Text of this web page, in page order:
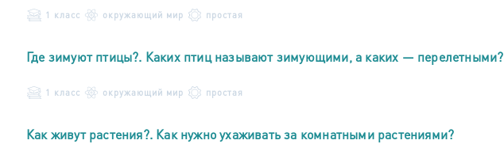
1 класс окружающий мир простая
Где зимуют птицы?. Каких птиц называют зимующими, а каких — перелетными?
1 класс окружающий мир простая
Как живут растения?. Как нужно ухаживать за комнатными растениями?